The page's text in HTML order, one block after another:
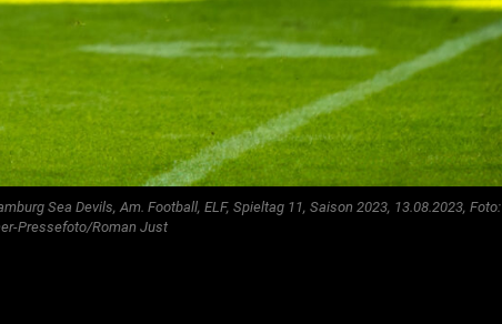
Sea Devils, Am. Football, ELF, Spieltag 11, Saison 2023, 13.08.2023, Foto:
Pressefoto/Roman Just